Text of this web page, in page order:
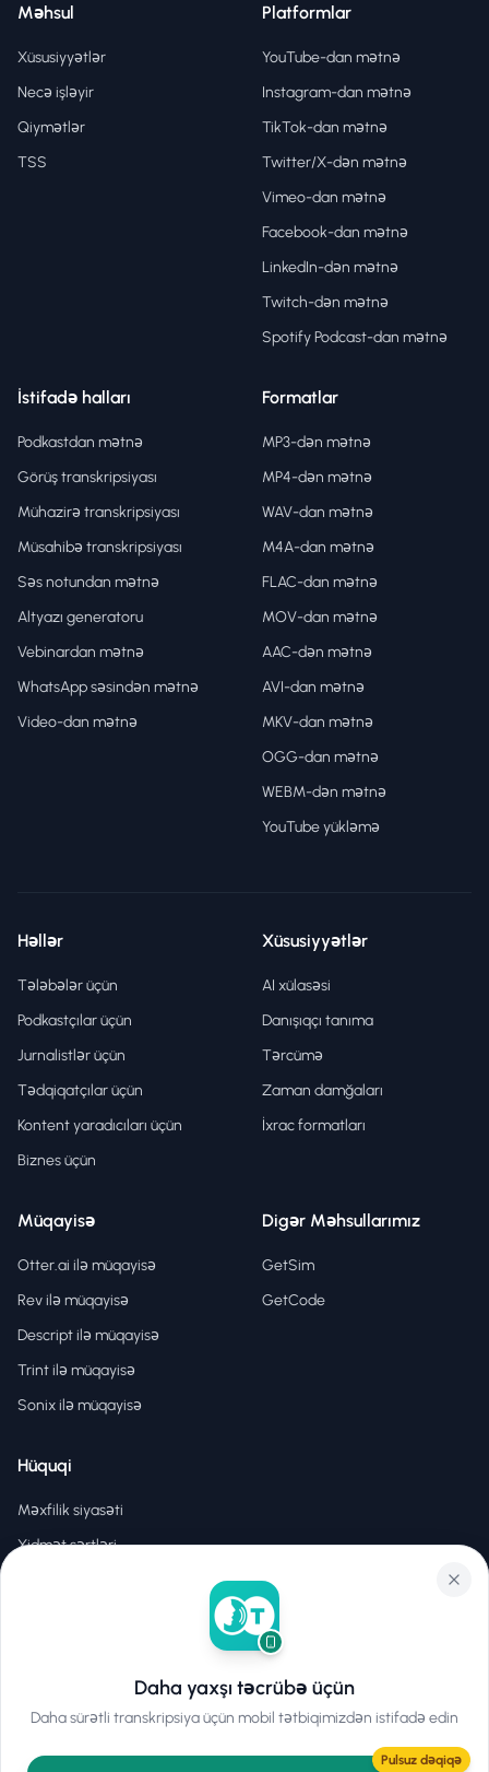
Məhsul
Xüsusiyyətlər
Necə işləyir
Qiymətlər
TSS
Platformlar
YouTube-dan mətnə
Instagram-dan mətnə
TikTok-dan mətnə
Twitter/X-dən mətnə
Vimeo-dan mətnə
Facebook-dan mətnə
LinkedIn-dən mətnə
Twitch-dən mətnə
Spotify Podcast-dan mətnə
İstifadə halları
Podkastdan mətnə
Görüş transkripsiyası
Mühazirə transkripsiyası
Müsahibə transkripsiyası
Səs notundan mətnə
Altyazı generatoru
Vebinardan mətnə
WhatsApp səsindən mətnə
Video-dan mətnə
Formatlar
MP3-dən mətnə
MP4-dən mətnə
WAV-dan mətnə
M4A-dan mətnə
FLAC-dan mətnə
MOV-dan mətnə
AAC-dən mətnə
AVI-dan mətnə
MKV-dan mətnə
OGG-dan mətnə
WEBM-dən mətnə
YouTube yükləmə
Həllər
Tələbələr üçün
Podkastçılar üçün
Jurnalistlər üçün
Tədqiqatçılar üçün
Kontent yaradıcıları üçün
Biznes üçün
Xüsusiyyətlər
AI xülasəsi
Danışıqçı tanıma
Tərcümə
Zaman damğaları
İxrac formatları
Müqayisə
Otter.ai ilə müqayisə
Rev ilə müqayisə
Descript ilə müqayisə
Trint ilə müqayisə
Sonix ilə müqayisə
Digər Məhsullarımız
GetSim
GetCode
Hüquqi
Məxfilik siyasəti
Xidmət şərtləri
2026Hear2Text. Bütün hüquqlar qorunur.
Daha yaxşı təcrübə üçün
Daha sürətli transkripsiya üçün mobil tətbiqimizdən istifadə edin
Pulsuz dəqiqə